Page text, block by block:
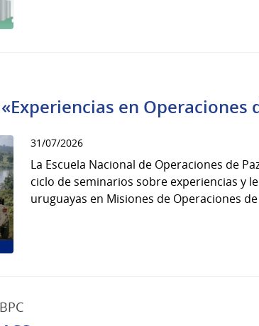
en Operaciones
31/07/2026
La Escuela Nacional de Operaciones de
ciclo de seminarios sobre experiencias y
uruguayas en Misiones de Operaciones de